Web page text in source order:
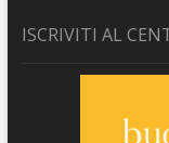
ISCRIVITI AL